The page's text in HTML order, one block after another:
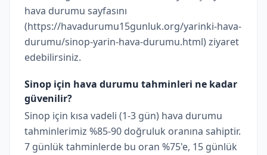
hava durumu sayfasını
(https://havadurumu15gunluk.org/yarinki-hava-
durumu/sinop-yarin-hava-durumu.html) ziyaret
edebilirsiniz.
Sinop için hava durumu tahminleri ne kadar
güvenilir?
Sinop için kısa vadeli (1-3 gün) hava durumu
tahminlerimiz %85-90 doğruluk oranına sahiptir.
7 günlük tahminlerde bu oran %75'e, 15 günlük